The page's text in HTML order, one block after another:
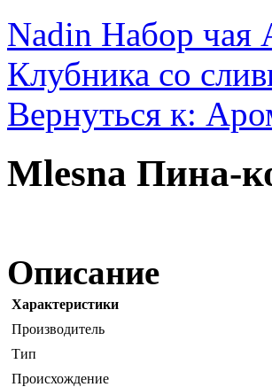
Nadin Набор чая
Клубника со
Вернуться к:
Mlesna Пина-
Описание
Характеристики
Производитель
Тип
Происхождение